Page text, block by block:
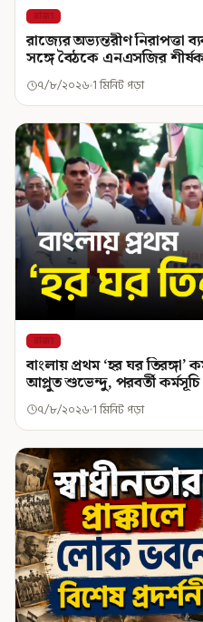
রাজ্য
রাজ্যের অভ্যন্তরীণ নিরাপত্তা
সঙ্গে বৈঠকে এনএসজির
৭/৮/২০২৬ 1 মিনিট পড়া
রাজ্য
বাংলায় প্রথম ‘হর ঘর
আপ্লুত শুভেন্দু, পরবর্তী
৭/৮/২০২৬ 1 মিনিট পড়া